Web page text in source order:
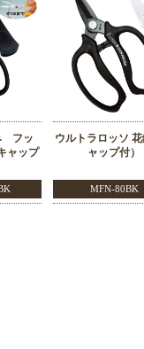
フッ
ャップ
ウルトラロッソ
ャップ付）
MFN-80BK